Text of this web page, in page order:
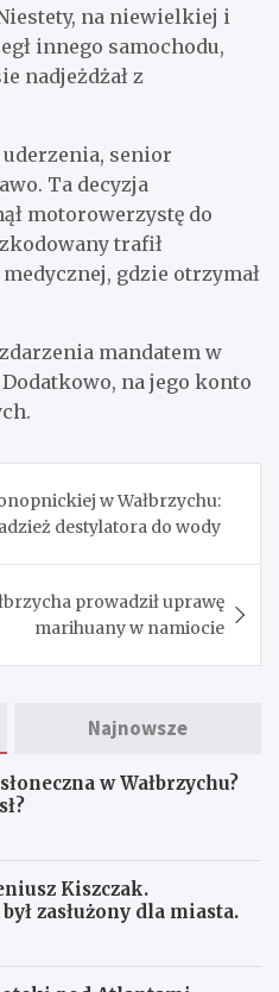
na niewielkiej i
innego samochodu,
nadjeżdżał z
senior
Ta decyzja
motorowerzystę do
trafił
gdzie otrzymał
mandatem w
na jego konto
w Wałbrzychu:
destylatora do wody
prowadził uprawę
marihuany w namiocie
Najnowsze
w Wałbrzychu?
Kiszczak.
zasłużony dla miasta.